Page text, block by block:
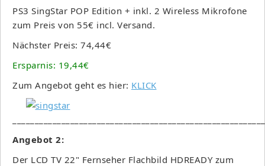
PS3 SingStar POP Edition + inkl. 2 Wireless Mikrofone
zum Preis von 55€ incl. Versand.
Nächster Preis: 74,44€
Ersparnis: 19,44€
Zum Angebot geht es hier: KLICK
Angebot 2:
Der LCD TV 22" Fernseher Flachbild HDREADY zum